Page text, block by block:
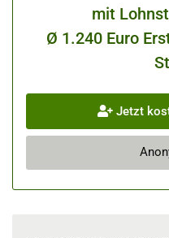
mit
Ø 1.240 Euro
Jetzt